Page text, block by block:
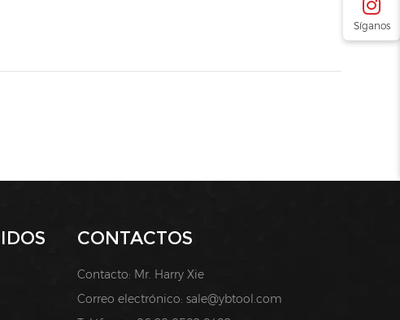
CONTACTOS
Contacto: Mr. Harry Xie
Correo electrónico: sale@ybtool.com
Síganos